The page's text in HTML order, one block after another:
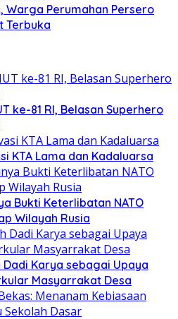
Warga Perumahan Persero
Terbuka
ke-81 RI, Belasan Superhero
KTA Lama dan Kadaluarsa
Bukti Keterlibatan NATO
Wilayah Rusia
Dadi Karya sebagai Upaya
Masyarrakat Desa